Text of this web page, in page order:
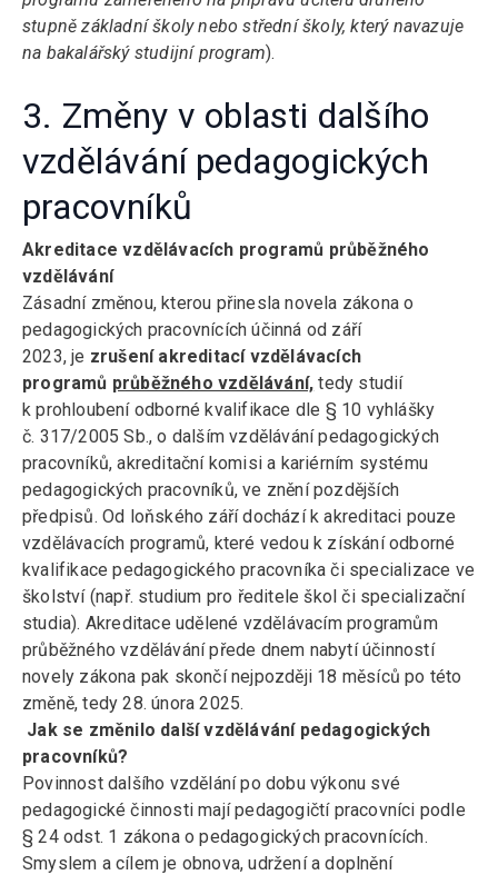
stupně základní školy nebo střední školy, který navazuje
na bakalářský studijní program).
3. Změny v oblasti dalšího
vzdělávání pedagogických
pracovníků
Akreditace vzdělávacích programů průběžného
vzdělávání
Zásadní změnou, kterou přinesla novela zákona o
pedagogických pracovnících účinná od září
2023, je zrušení akreditací vzdělávacích
programů průběžného vzdělávání, tedy studií
k prohloubení odborné kvalifikace dle § 10 vyhlášky
č. 317/2005 Sb., o dalším vzdělávání pedagogických
pracovníků, akreditační komisi a kariérním systému
pedagogických pracovníků, ve znění pozdějších
předpisů. Od loňského září dochází k akreditaci pouze
vzdělávacích programů, které vedou k získání odborné
kvalifikace pedagogického pracovníka či specializace ve
školství (např. studium pro ředitele škol či specializační
studia). Akreditace udělené vzdělávacím programům
průběžného vzdělávání přede dnem nabytí účinností
novely zákona pak skončí nejpozději 18 měsíců po této
změně, tedy 28. února 2025.
Jak se změnilo další vzdělávání pedagogických
pracovníků?
Povinnost dalšího vzdělání po dobu výkonu své
pedagogické činnosti mají pedagogičtí pracovníci podle
§ 24 odst. 1 zákona o pedagogických pracovnících.
Smyslem a cílem je obnova, udržení a doplnění